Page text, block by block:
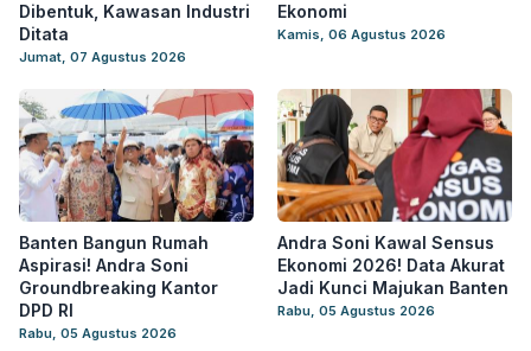
Dibentuk, Kawasan Industri
Ditata
Jumat, 07 Agustus 2026
Ekonomi
Kamis, 06 Agustus 2026
Banten Bangun Rumah
Aspirasi! Andra Soni
Groundbreaking Kantor
DPD RI
Rabu, 05 Agustus 2026
Andra Soni Kawal Sensus
Ekonomi 2026! Data Akurat
Jadi Kunci Majukan Banten
Rabu, 05 Agustus 2026